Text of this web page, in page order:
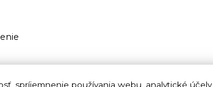
spríjemnenie používania webu, analytické